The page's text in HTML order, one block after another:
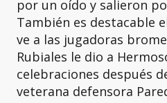
por un oído y salieron
También es destacable
ve a las jugadoras
Rubiales le dio a
celebraciones después
veterana defensora